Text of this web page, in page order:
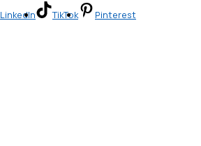
LinkedIn TikTok Pinterest